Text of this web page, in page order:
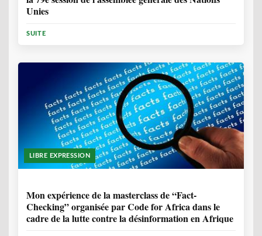
Unies
SUITE
LIBRE EXPRESSION
Mon expérience de la masterclass de “Fact-
Checking” organisée par Code for Africa dans le
cadre de la lutte contre la désinformation en Afrique